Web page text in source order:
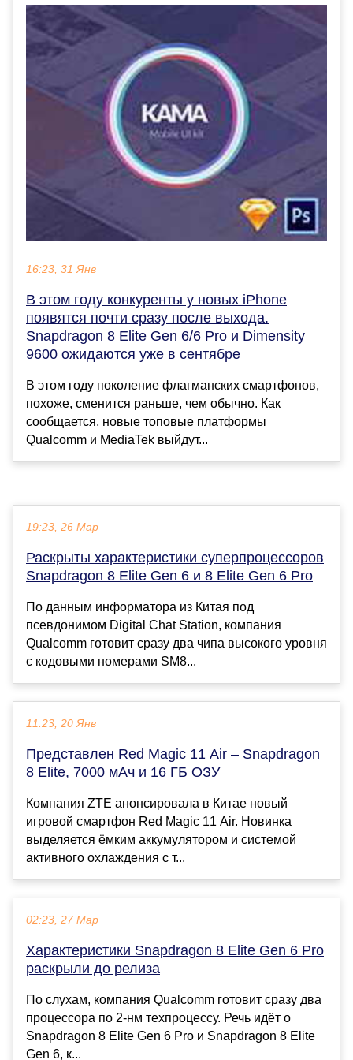
16:23, 31 Янв
В этом году конкуренты у новых iPhone
появятся почти сразу после выхода.
Snapdragon 8 Elite Gen 6/6 Pro и Dimensity
9600 ожидаются уже в сентябре
В этом году поколение флагманских смартфонов,
похоже, сменится раньше, чем обычно. Как
сообщается, новые топовые платформы
Qualcomm и MediaTek выйдут...
19:23, 26 Мар
Раскрыты характеристики суперпроцессоров
Snapdragon 8 Elite Gen 6 и 8 Elite Gen 6 Pro
По данным информатора из Китая под
псевдонимом Digital Chat Station, компания
Qualcomm готовит сразу два чипа высокого уровня
с кодовыми номерами SM8...
11:23, 20 Янв
Представлен Red Magic 11 Air – Snapdragon
8 Elite, 7000 мАч и 16 ГБ ОЗУ
Компания ZTE анонсировала в Китае новый
игровой смартфон Red Magic 11 Air. Новинка
выделяется ёмким аккумулятором и системой
активного охлаждения с т...
02:23, 27 Мар
Характеристики Snapdragon 8 Elite Gen 6 Pro
раскрыли до релиза
По слухам, компания Qualcomm готовит сразу два
процессора по 2-нм техпроцессу. Речь идёт о
Snapdragon 8 Elite Gen 6 Pro и Snapdragon 8 Elite
Gen 6, к...